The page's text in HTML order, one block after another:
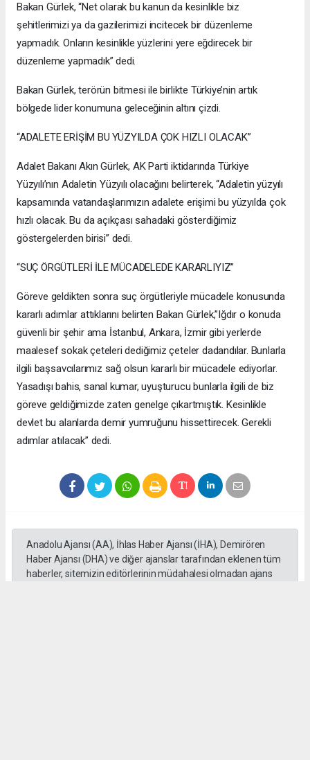
Bakan Gürlek, “Net olarak bu kanun da kesinlikle biz
şehitlerimizi ya da gazilerimizi incitecek bir düzenleme
yapmadık. Onların kesinlikle yüzlerini yere eğdirecek bir
düzenleme yapmadık” dedi.
Bakan Gürlek, terörün bitmesi ile birlikte Türkiye’nin artık
bölgede lider konumuna geleceğinin altını çizdi.
“ADALETE ERİŞİM BU YÜZYILDA ÇOK HIZLI OLACAK”
Adalet Bakanı Akın Gürlek, AK Parti iktidarında Türkiye
Yüzyılı’nın Adaletin Yüzyılı olacağını belirterek, “Adaletin yüzyılı
kapsamında vatandaşlarımızın adalete erişimi bu yüzyılda çok
hızlı olacak. Bu da açıkçası sahadaki gösterdiğimiz
göstergelerden birisi” dedi.
“SUÇ ÖRGÜTLERİ İLE MÜCADELEDE KARARLIYIZ”
Göreve geldikten sonra suç örgütleriyle mücadele konusunda
kararlı adımlar attıklarını belirten Bakan Gürlek,”Iğdır o konuda
güvenli bir şehir ama İstanbul, Ankara, İzmir gibi yerlerde
maalesef sokak çeteleri dediğimiz çeteler dadandılar. Bunlarla
ilgili başsavcılarımız sağ olsun kararlı bir mücadele ediyorlar.
Yasadışı bahis, sanal kumar, uyuşturucu bunlarla ilgili de biz
göreve geldiğimizde zaten genelge çıkartmıştık. Kesinlikle
devlet bu alanlarda demir yumruğunu hissettirecek. Gerekli
adımlar atılacak” dedi.
Anadolu Ajansı (AA), İhlas Haber Ajansı (İHA), Demirören
Haber Ajansı (DHA) ve diğer ajanslar tarafından eklenen tüm
haberler, sitemizin editörlerinin müdahalesi olmadan ajans